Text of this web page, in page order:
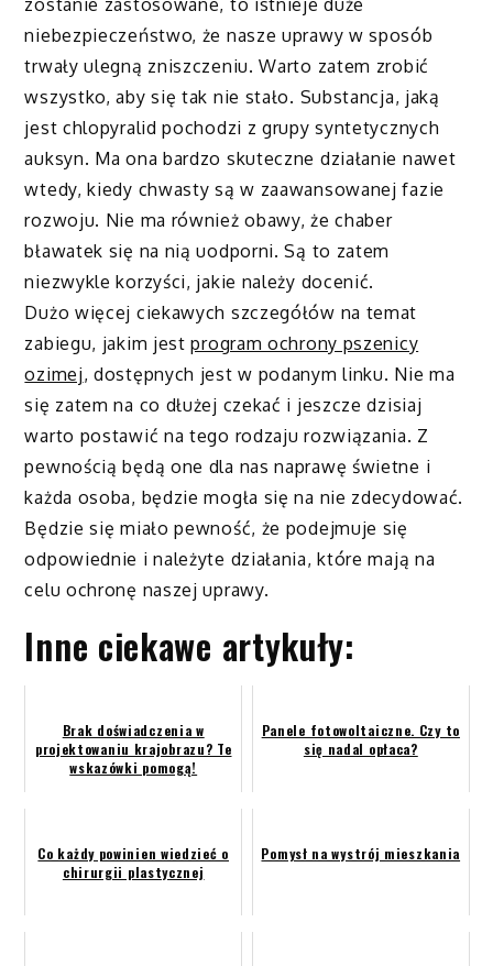
zostanie zastosowane, to istnieje duże
niebezpieczeństwo, że nasze uprawy w sposób
trwały ulegną zniszczeniu. Warto zatem zrobić
wszystko, aby się tak nie stało. Substancja, jaką
jest chlopyralid pochodzi z grupy syntetycznych
auksyn. Ma ona bardzo skuteczne działanie nawet
wtedy, kiedy chwasty są w zaawansowanej fazie
rozwoju. Nie ma również obawy, że chaber
bławatek się na nią uodporni. Są to zatem
niezwykle korzyści, jakie należy docenić.
Dużo więcej ciekawych szczegółów na temat
zabiegu, jakim jestprogram ochrony pszenicy
ozimej, dostępnych jest w podanym linku. Nie ma
się zatem na co dłużej czekać i jeszcze dzisiaj
warto postawić na tego rodzaju rozwiązania. Z
pewnością będą one dla nas naprawę świetne i
każda osoba, będzie mogła się na nie zdecydować.
Będzie się miało pewność, że podejmuje się
odpowiednie i należyte działania, które mają na
celu ochronę naszej uprawy.
Inne ciekawe artykuły:
Brak doświadczenia w
projektowaniu krajobrazu? Te
wskazówki pomogą!
Panele fotowoltaiczne. Czy to
się nadal opłaca?
Co każdy powinien wiedzieć o
chirurgii plastycznej
Pomysł na wystrój mieszkania